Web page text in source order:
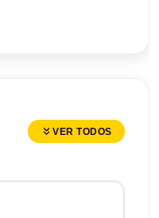
VER TODOS